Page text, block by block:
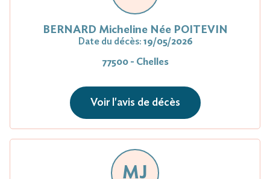
BERNARD Micheline Née POITEVIN
Date du décès: 19/05/2026
77500 - Chelles
Voir l'avis de décès
MJ